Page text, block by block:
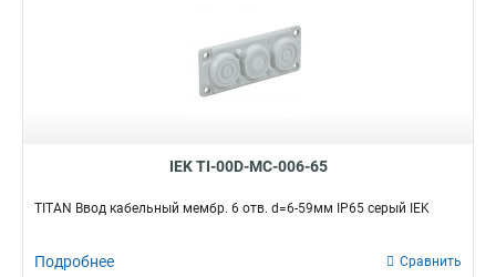
IEK TI-00D-MC-006-65
TITAN Ввод кабельный мембр. 6 отв. d=6-59мм IP65 серый IEK
Подробнее Сравнить